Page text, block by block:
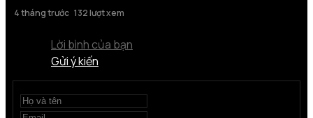
4 tháng trước 132 lượt xem
Lời bình của bạn
Gửi ý kiến